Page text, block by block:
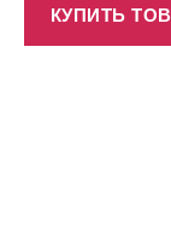
КУПИТЬ